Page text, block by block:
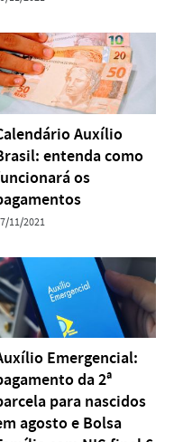
Auxílio
entenda como
os
11/2021
Emergencial:
da 2ª
para nascidos
agosto e Bolsa